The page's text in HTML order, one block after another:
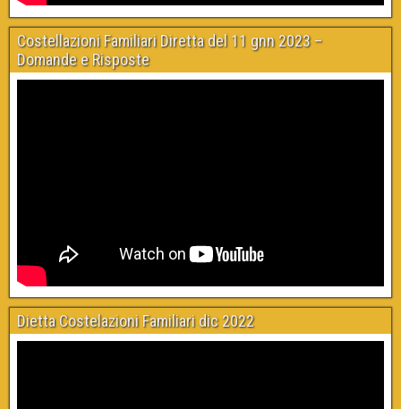
Costellazioni Familiari Diretta del 11 gnn 2023 –
Domande e Risposte
Dietta Costelazioni Familiari dic 2022